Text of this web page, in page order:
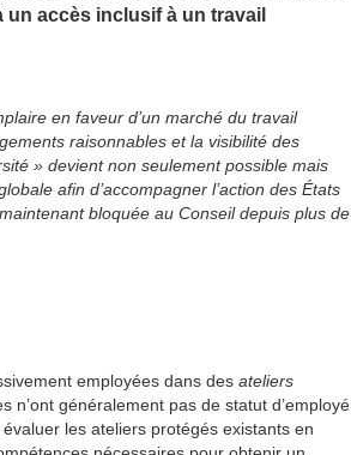
accès inclusif à un travail
en faveur d’un marché du travail
raisonnables et la visibilité des
» devient non seulement possible mais
afin d’accompagner l’action des États
bloquée au Conseil depuis plus de
employées dans des ateliers
n’ont généralement pas de statut
les ateliers protégés existants en